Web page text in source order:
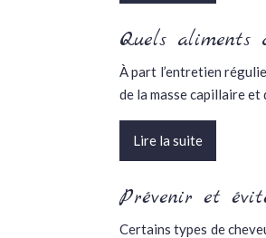
Quels aliments
À part l’entretien
de la masse capillaire
Lire la suite
Prévenir et
Certains types de